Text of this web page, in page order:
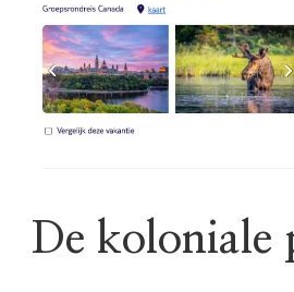
De koloniale